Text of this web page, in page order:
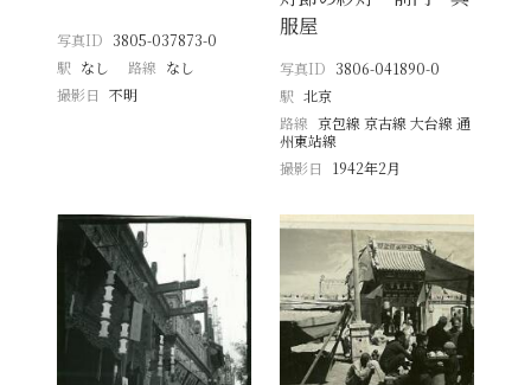
写真ID 3805-037873-0
駅 なし 路線 なし
撮影日
不明
服屋
写真ID 3806-041890-0
駅 北京
路線 京包線 京古線 大台線 通
州東站線
撮影日
1942年2月